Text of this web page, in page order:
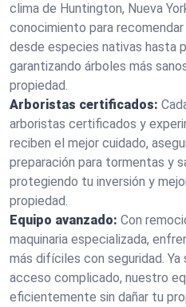
clima de Huntington, Nueva
conocimiento para
desde especies nativas hasta
garantizando árboles más
propiedad.
Arboristas certificados:
arboristas certificados y
reciben el mejor cuidado,
preparación para tormentas y
protegiendo tu inversión y
propiedad.
Equipo avanzado: Con
maquinaria especializada,
más difíciles con seguridad. Ya
acceso complicado, nuestro
eficientemente sin dañar tu